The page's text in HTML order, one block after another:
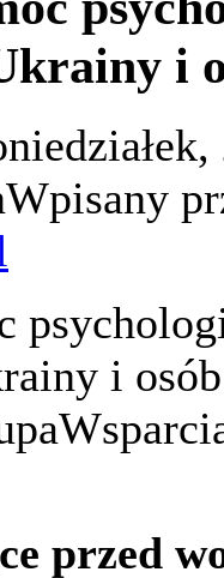
i
Wpisany
i
przed